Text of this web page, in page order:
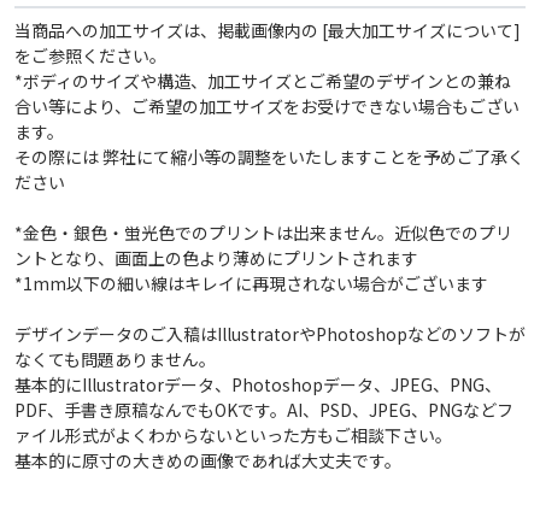
当商品への加工サイズは、掲載画像内の [最大加工サイズについて]
をご参照ください。
*ボディのサイズや構造、加工サイズとご希望のデザインとの兼ね
合い等により、ご希望の加工サイズをお受けできない場合もござい
ます。
その際には 弊社にて縮小等の調整をいたしますことを予めご了承く
ださい
*金色・銀色・蛍光色でのプリントは出来ません。近似色でのプリ
ントとなり、画面上の色より薄めにプリントされます
*1mm以下の細い線はキレイに再現されない場合がございます
デザインデータのご入稿はIllustratorやPhotoshopなどのソフトが
なくても問題ありません。
基本的にIllustratorデータ、Photoshopデータ、JPEG、PNG、
PDF、手書き原稿なんでもOKです。AI、PSD、JPEG、PNGなどフ
ァイル形式がよくわからないといった方もご相談下さい。
基本的に原寸の大きめの画像であれば大丈夫です。